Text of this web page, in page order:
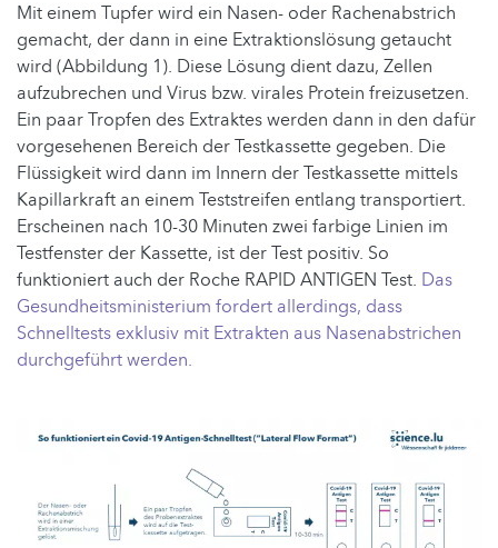
Mit einem Tupfer wird ein Nasen- oder Rachenabstrich
gemacht, der dann in eine Extraktionslösung getaucht
wird (Abbildung 1). Diese Lösung dient dazu, Zellen
aufzubrechen und Virus bzw. virales Protein freizusetzen.
Ein paar Tropfen des Extraktes werden dann in den dafür
vorgesehenen Bereich der Testkassette gegeben. Die
Flüssigkeit wird dann im Innern der Testkassette mittels
Kapillarkraft an einem Teststreifen entlang transportiert.
Erscheinen nach 10-30 Minuten zwei farbige Linien im
Testfenster der Kassette, ist der Test positiv. So
funktioniert auch der Roche RAPID ANTIGEN Test. Das
Gesundheitsministerium fordert allerdings, dass
Schnelltests exklusiv mit Extrakten aus Nasenabstrichen
durchgeführt werden.